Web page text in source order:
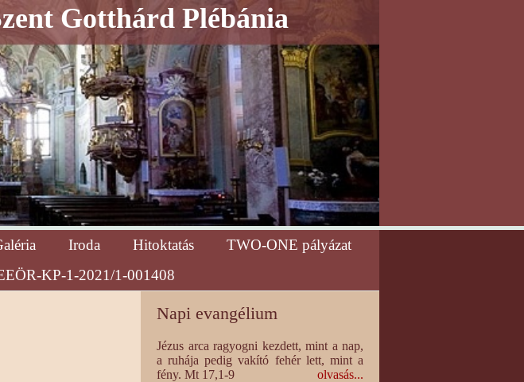
Gotthárd Plébánia
Iroda Hitoktatás
TWO-ONE pályázat
KP-1-2021/1-001408
Napi evangélium
Jézus arca ragyogni kezdett, mint a nap,
a ruhája pedig vakító fehér lett, mint a
fény. Mt 17,1-9
olvasás...